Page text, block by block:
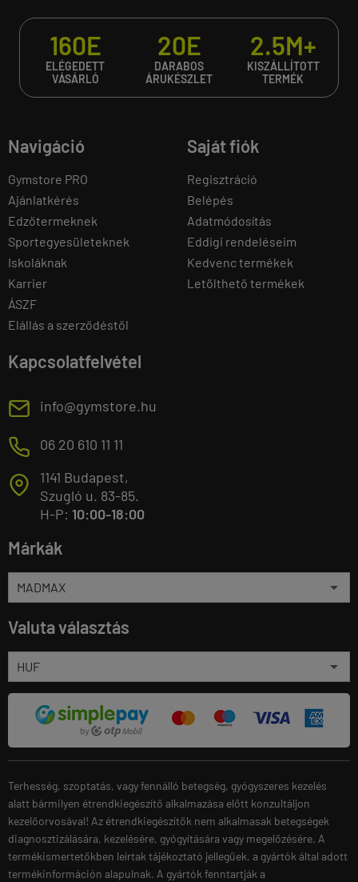
160E
ELÉGEDETT
VÁSÁRLÓ
20E
DARABOS
ÁRUKÉSZLET
2.5M+
KISZÁLLÍTOTT
TERMÉK
Navigáció
Gymstore PRO
Ajánlatkérés
Edzőtermeknek
Sportegyesületeknek
Iskoláknak
Karrier
ÁSZF
Elállás a szerződéstől
Saját fiók
Regisztráció
Belépés
Adatmódosítás
Eddigi rendeléseim
Kedvenc termékek
Letölthető termékek
Kapcsolatfelvétel
E info@gymstore.hu
M 06 20 610 11 11
T
1141 Budapest,
Szugló u. 83-85.
H-P: 10:00-18:00
Márkák
Valuta választás
Terhesség, szoptatás, vagy fennálló betegség, gyógyszeres kezelés
alatt bármilyen étrendkiegészítő alkalmazása előtt konzultáljon
kezelőorvosával! Az étrendkiegészítők nem alkalmasak betegségek
diagnosztizálására, kezelésére, gyógyítására vagy megelőzésére. A
termékismertetőkben leírtak tájékoztató jellegűek, a gyártók által adott
termékinformáción alapulnak. A gyártók fenntartják a